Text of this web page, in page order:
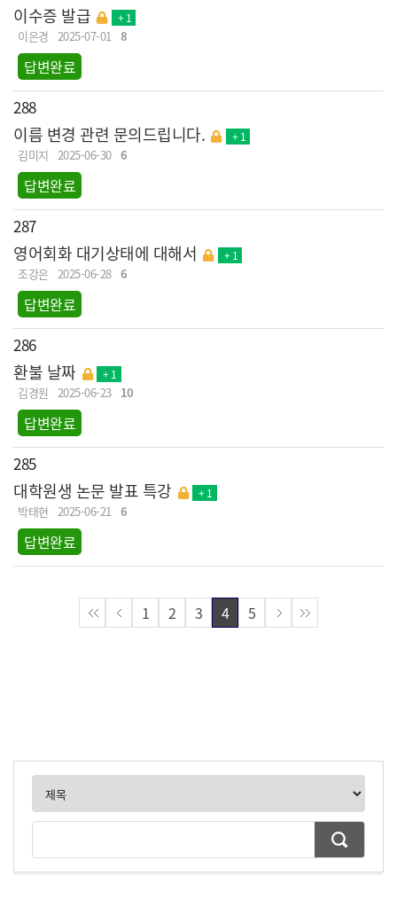
이수증 발급 + 1
이은경 2025-07-01 8
답변완료
288
이름 변경 관련 문의드립니다. + 1
김미지 2025-06-30 6
답변완료
287
영어회화 대기상태에 대해서 + 1
조강은 2025-06-28 6
답변완료
286
환불 날짜 + 1
김경원 2025-06-23 10
답변완료
285
대학원생 논문 발표 특강 + 1
박태현 2025-06-21 6
답변완료
1 2 3 4 5